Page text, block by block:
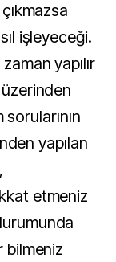
işleyeceği.
yapılır
sorularının
yapılan
etmeniz
bilmeniz